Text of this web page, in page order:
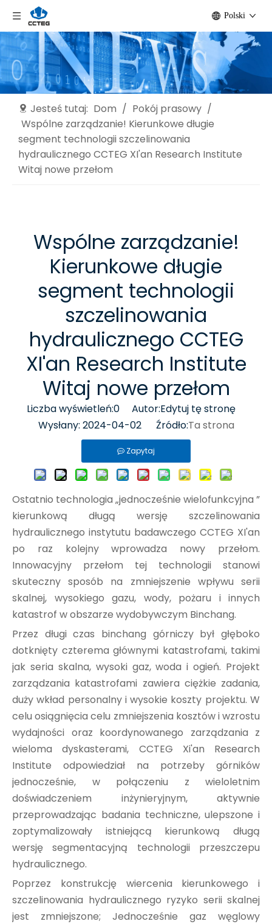
Polski
Jesteś tutaj: Dom / Pokój prasowy /
Wspólne zarządzanie! Kierunkowe długie
segment technologii szczelinowania
hydraulicznego CCTEG XI'an Research Institute
Witaj nowe przełom
Wspólne zarządzanie!
Kierunkowe długie
segment technologii
szczelinowania
hydraulicznego CCTEG
XI'an Research Institute
Witaj nowe przełom
Liczba wyświetleń:0 Autor:Edytuj tę stronę
Wysłany: 2024-04-02 Źródło:Ta strona
Zapytaj
Ostatnio technologia „jednocześnie wielofunkcyjna ”
kierunkową długą wersję szczelinowania
hydraulicznego instytutu badawczego CCTEG XI'an
po raz kolejny wprowadza nowy przełom.
Innowacyjny przełom tej technologii stanowi
skuteczny sposób na zmniejszenie wpływu serii
skalnej, wysokiego gazu, wody, pożaru i innych
katastrof w obszarze wydobywczym Binchang.
Przez długi czas binchang górniczy był głęboko
dotknięty czterema głównymi katastrofami, takimi
jak seria skalna, wysoki gaz, woda i ogień. Projekt
zarządzania katastrofami zawiera ciężkie zadania,
duży wkład personalny i wysokie koszty projektu. W
celu osiągnięcia celu zmniejszenia kosztów i wzrostu
wydajności oraz koordynowanego zarządzania z
wieloma dyskasterami, CCTEG Xi'an Research
Institute odpowiedział na potrzeby górników
jednocześnie, w połączeniu z wieloletnim
doświadczeniem inżynieryjnym, aktywnie
przeprowadzając badania techniczne, ulepszone i
zoptymalizowały istniejącą kierunkową długą
wersję segmentacyjną technologii przeszczepu
hydraulicznego.
Poprzez konstrukcję wiercenia kierunkowego i
szczelinowania hydraulicznego ryzyko serii skalnej
jest zmniejszone; Jednocześnie gaz węglowy